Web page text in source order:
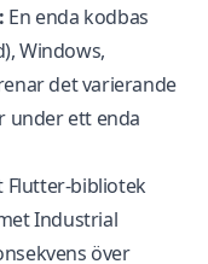
En enda kodbas
Windows,
det varierande
under ett enda
Flutter-bibliotek
Industrial
över